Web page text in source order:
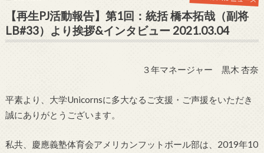
【再生PJ活動報告】第1回：統括 橋本拓哉（副将
LB#33）より挨拶&インタビュー 2021.03.04
３年マネージャー 黒木 杏奈
平素より、大学Unicornsに多大なるご支援・ご声援をいただき
誠にありがとうございます。
私共、慶應義塾体育会アメリカンフットボール部は、2019年10